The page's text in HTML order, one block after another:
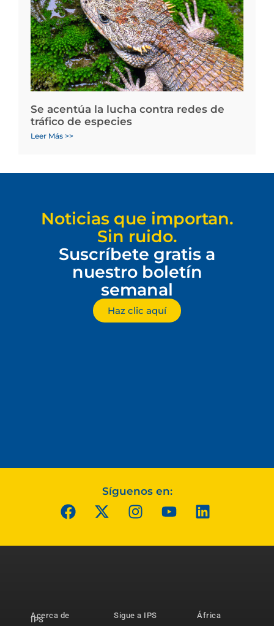
Se acentúa la lucha contra redes de
tráfico de especies
Leer Más >>
Noticias que importan.
Sin ruido.
Suscríbete gratis a
nuestro boletín
semanal
Haz clic aquí
Síguenos en:
Acerca de
IPS
Sigue a IPS
África